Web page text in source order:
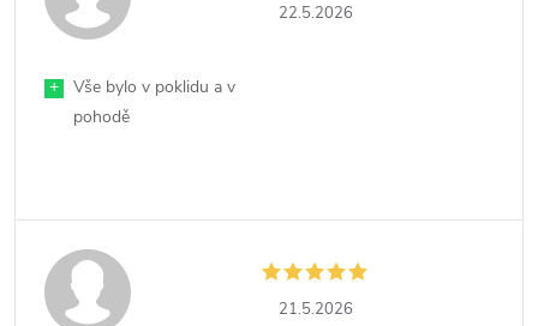
22.5.2026
+
Vše bylo v poklidu a v
pohodě
21.5.2026